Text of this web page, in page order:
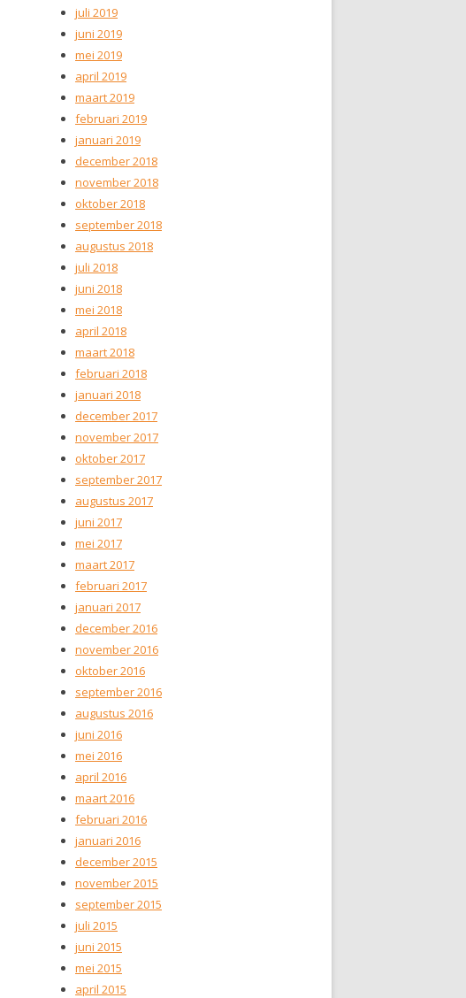
juli 2019
juni 2019
mei 2019
april 2019
maart 2019
februari 2019
januari 2019
december 2018
november 2018
oktober 2018
september 2018
augustus 2018
juli 2018
juni 2018
mei 2018
april 2018
maart 2018
februari 2018
januari 2018
december 2017
november 2017
oktober 2017
september 2017
augustus 2017
juni 2017
mei 2017
maart 2017
februari 2017
januari 2017
december 2016
november 2016
oktober 2016
september 2016
augustus 2016
juni 2016
mei 2016
april 2016
maart 2016
februari 2016
januari 2016
december 2015
november 2015
september 2015
juli 2015
juni 2015
mei 2015
april 2015